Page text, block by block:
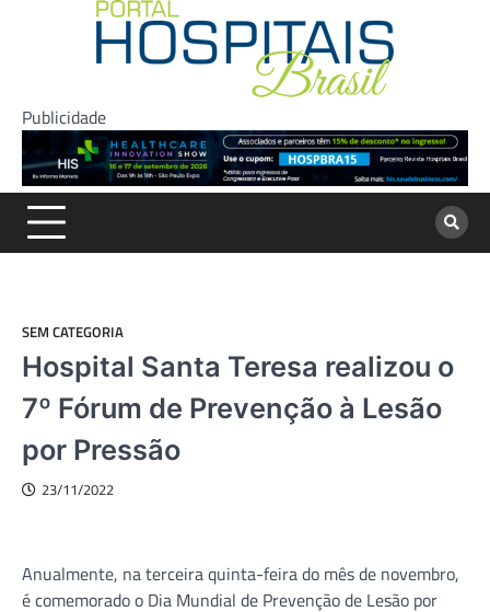
Publicidade
SEM CATEGORIA
Hospital Santa Teresa realizou o
7º Fórum de Prevenção à Lesão
por Pressão
23/11/2022
Anualmente, na terceira quinta-feira do mês de novembro,
é comemorado o Dia Mundial de Prevenção de Lesão por